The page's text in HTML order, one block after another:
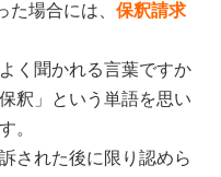
た場合には、保釈請求
く聞かれる言葉ですか
釈」という単語を思い
。
された後に限り認めら